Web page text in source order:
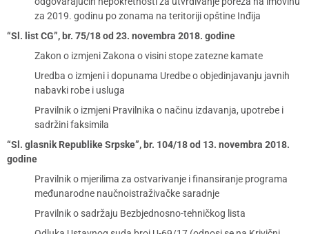
za 2019. godinu po zonama na teritoriji opštine Inđija
“Sl. list CG”, br. 75/18 od 23. novembra 2018. godine
Zakon o izmjeni Zakona o visini stope zatezne kamate
Uredba o izmjeni i dopunama Uredbe o objedinjavanju javnih
nabavki robe i usluga
Pravilnik o izmjeni Pravilnika o načinu izdavanja, upotrebe i
sadržini faksimila
“Sl. glasnik Republike Srpske”, br. 104/18 od 13. novembra 2018.
godine
Pravilnik o mjerilima za ostvarivanje i finansiranje programa
međunarodne naučnoistraživačke saradnje
Pravilnik o sadržaju Bezbjednosno-tehničkog lista